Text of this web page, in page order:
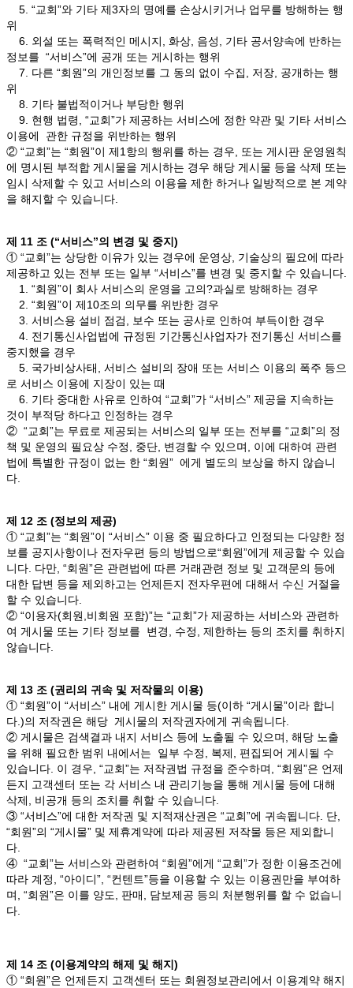
5. “교회”와 기타 제3자의 명예를 손상시키거나 업무를 방해하는 행
위
6. 외설 또는 폭력적인 메시지, 화상, 음성, 기타 공서양속에 반하는
정보를 “서비스”에 공개 또는 게시하는 행위
7. 다른 “회원”의 개인정보를 그 동의 없이 수집, 저장, 공개하는 행
위
8. 기타 불법적이거나 부당한 행위
9. 현행 법령, “교회”가 제공하는 서비스에 정한 약관 및 기타 서비스
이용에 관한 규정을 위반하는 행위
② “교회”는 “회원”이 제1항의 행위를 하는 경우, 또는 게시판 운영원칙
에 명시된 부적합 게시물을 게시하는 경우 해당 게시물 등을 삭제 또는
임시 삭제할 수 있고 서비스의 이용을 제한 하거나 일방적으로 본 계약
을 해지할 수 있습니다.
제 11 조 (“서비스”의 변경 및 중지)
① “교회”는 상당한 이유가 있는 경우에 운영상, 기술상의 필요에 따라
제공하고 있는 전부 또는 일부 “서비스”를 변경 및 중지할 수 있습니다.
1. “회원”이 회사 서비스의 운영을 고의?과실로 방해하는 경우
2. “회원”이 제10조의 의무를 위반한 경우
3. 서비스용 설비 점검, 보수 또는 공사로 인하여 부득이한 경우
4. 전기통신사업법에 규정된 기간통신사업자가 전기통신 서비스를
중지했을 경우
5. 국가비상사태, 서비스 설비의 장애 또는 서비스 이용의 폭주 등으
로 서비스 이용에 지장이 있는 때
6. 기타 중대한 사유로 인하여 “교회”가 “서비스” 제공을 지속하는
것이 부적당 하다고 인정하는 경우
② “교회”는 무료로 제공되는 서비스의 일부 또는 전부를 “교회”의 정
책 및 운영의 필요상 수정, 중단, 변경할 수 있으며, 이에 대하여 관련
법에 특별한 규정이 없는 한 “회원” 에게 별도의 보상을 하지 않습니
다.
제 12 조 (정보의 제공)
① “교회”는 “회원”이 “서비스” 이용 중 필요하다고 인정되는 다양한 정
보를 공지사항이나 전자우편 등의 방법으로“회원”에게 제공할 수 있습
니다. 다만, “회원”은 관련법에 따른 거래관련 정보 및 고객문의 등에
대한 답변 등을 제외하고는 언제든지 전자우편에 대해서 수신 거절을
할 수 있습니다.
② “이용자(회원,비회원 포함)”는 “교회”가 제공하는 서비스와 관련하
여 게시물 또는 기타 정보를 변경, 수정, 제한하는 등의 조치를 취하지
않습니다.
제 13 조 (권리의 귀속 및 저작물의 이용)
① “회원”이 “서비스” 내에 게시한 게시물 등(이하 “게시물”이라 합니
다.)의 저작권은 해당 게시물의 저작권자에게 귀속됩니다.
② 게시물은 검색결과 내지 서비스 등에 노출될 수 있으며, 해당 노출
을 위해 필요한 범위 내에서는 일부 수정, 복제, 편집되어 게시될 수
있습니다. 이 경우, “교회”는 저작권법 규정을 준수하며, “회원”은 언제
든지 고객센터 또는 각 서비스 내 관리기능을 통해 게시물 등에 대해
삭제, 비공개 등의 조치를 취할 수 있습니다.
③ “서비스”에 대한 저작권 및 지적재산권은 “교회”에 귀속됩니다. 단,
“회원”의 “게시물” 및 제휴계약에 따라 제공된 저작물 등은 제외합니
다.
④ “교회”는 서비스와 관련하여 “회원”에게 “교회”가 정한 이용조건에
따라 계정, “아이디”, “컨텐트”등을 이용할 수 있는 이용권만을 부여하
며, “회원”은 이를 양도, 판매, 담보제공 등의 처분행위를 할 수 없습니
다.
제 14 조 (이용계약의 해제 및 해지)
① “회원”은 언제든지 고객센터 또는 회원정보관리에서 이용계약 해지